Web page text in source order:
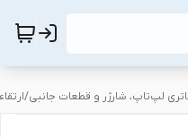
لپ‌تاپ، شارژر و قطعات جانبی/